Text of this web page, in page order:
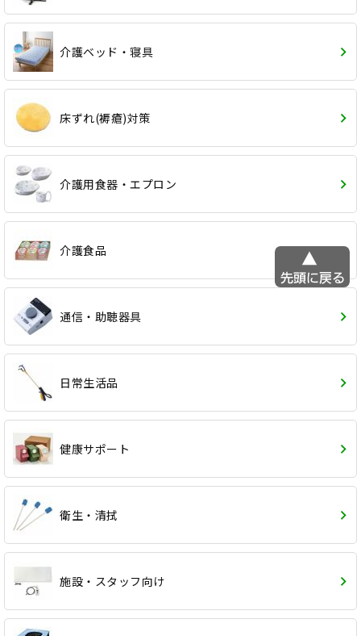
介護ベッド・寝具
床ずれ(褥瘡)対策
介護用食器・エプロン
介護食品
通信・助聴器具
日常生活品
健康サポート
衛生・清拭
施設・スタッフ向け